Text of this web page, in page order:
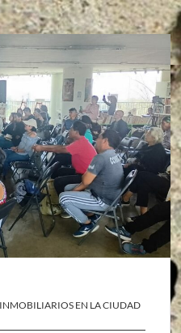
EN LA CIUDAD